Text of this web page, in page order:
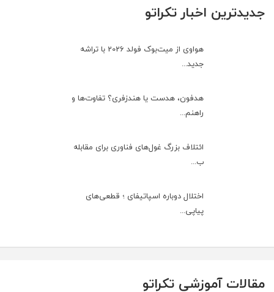
جدیدترین اخبار تکراتو
هواوی از میت‌بوک فولد 2026 با تراشه
جدید...
هدفون، هدست یا هندزفری؟ تفاوت‌ها و
راهنم...
ائتلاف بزرگ غول‌های فناوری برای مقابله
ب...
اختلال دوباره اسپاتیفای ؛ قطعی‌های
پیاپی...
مقالات آموزشی تکراتو